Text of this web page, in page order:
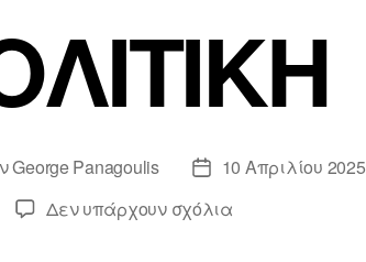
George Panagoulis
Ημ.10 Απριλίου 2025
Δεν υπάρχουν σχόλιαστο